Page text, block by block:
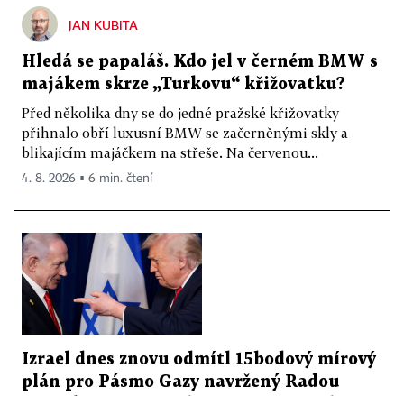
JAN KUBITA
Hledá se papaláš. Kdo jel v černém BMW s
majákem skrze „Turkovu“ křižovatku?
Před několika dny se do jedné pražské křižovatky
přihnalo obří luxusní BMW se začerněnými skly a
blikajícím majáčkem na střeše. Na červenou...
4. 8. 2026 ▪ 6 min. čtení
Izrael dnes znovu odmítl 15bodový mírový
plán pro Pásmo Gazy navržený Radou